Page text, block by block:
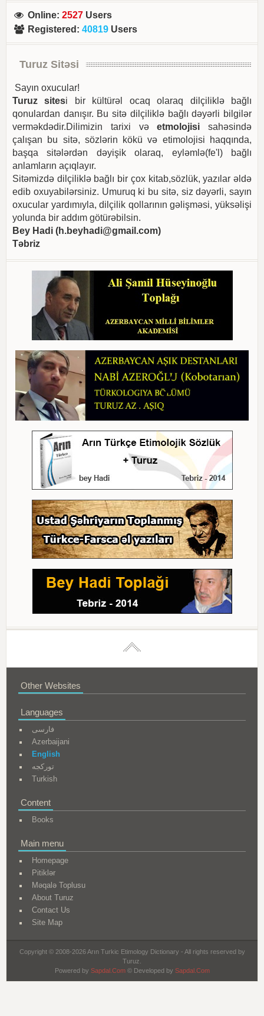
Online:2527 Users
Registered :40819 Users
Turuz Sitəsi
Sayın oxucular!
Turuz sitesi bir kültürəl ocaq olaraq dilçiliklə bağlı
qonulardan danışır. Bu sitə dilçiliklə bağlı dəyərli bilgilər
verməkdədir.Dilimizin tarixi vəetmolojisi sahəsində
çalışan bu sitə, sözlərin kökü və etimolojisi haqqında,
başqa sitələrdən dəyişik olaraq, eyləmlə(fe'l) bağlı
anlamların açıqlayır.
Sitəmizdə dilçiliklə bağlı bir çox kitab,sözlük, yazılar əldə
edib oxuyabilərsiniz. Umuruq ki bu sitə, siz dəyərli, sayın
oxucular yardımıyla, dilçilik qollarının gəlişməsi, yüksəlişi
yolunda bir addım götürəbilsin.
Bey Hadi (h.beyhadi@gmail.com)
Təbriz
Other Websites
Languages
فارسی
Azerbaijani
English
تورکجه
Turkish
Content
Books
Main menu
Homepage
Pitiklər
Məqalə Toplusu
About Turuz
Contact Us
Site Map
Copyright © 2008-2026 Arın Turkic Etimology Dictionary - All rights reserved by
Turuz.
Powered by Sapdal.Com© Developed by Sapdal.Com